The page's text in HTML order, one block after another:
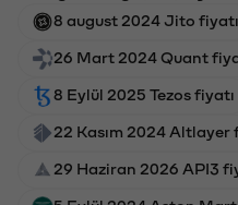
8 august 2024 Jito fiyatı
26 Mart 2024 Quant
8 Eylül 2025 Tezos fiyatı
22 Kasım 2024 Altlayer
29 Haziran 2026 API3